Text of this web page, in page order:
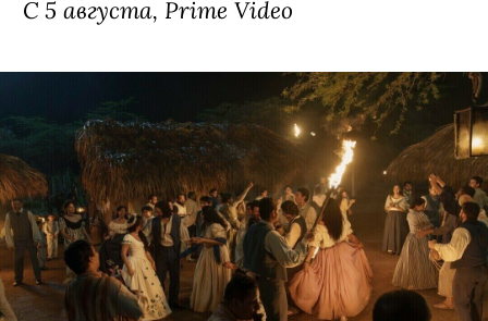
С 5 августа, Prime Video